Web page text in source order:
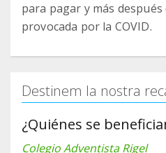
para pagar y más
provocada por la COVID.
Destinem la nostra
¿Quiénes se
Colegio Adventista Rigel